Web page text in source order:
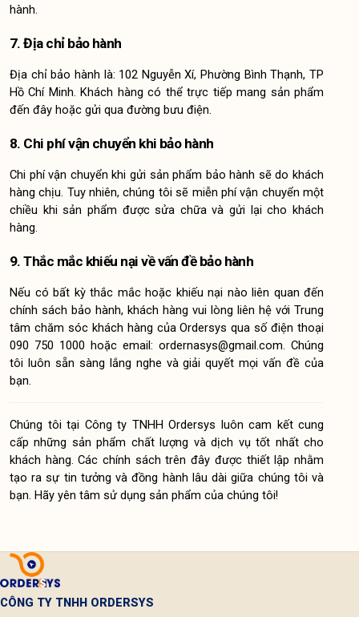
hành.
7. Địa chỉ bảo hành
Địa chỉ bảo hành là: 102 Nguyễn Xí, Phường Bình Thạnh, TP
Hồ Chí Minh. Khách hàng có thể trực tiếp mang sản phẩm
đến đây hoặc gửi qua đường bưu điện.
8. Chi phí vận chuyển khi bảo hành
Chi phí vận chuyển khi gửi sản phẩm bảo hành sẽ do khách
hàng chịu. Tuy nhiên, chúng tôi sẽ miễn phí vận chuyển một
chiều khi sản phẩm được sửa chữa và gửi lại cho khách
hàng.
9. Thắc mắc khiếu nại về vấn đề bảo hành
Nếu có bất kỳ thắc mắc hoặc khiếu nại nào liên quan đến
chính sách bảo hành, khách hàng vui lòng liên hệ với Trung
tâm chăm sóc khách hàng của Ordersys qua số điện thoại
090 750 1000 hoặc email: ordernasys@gmail.com. Chúng
tôi luôn sẵn sàng lắng nghe và giải quyết mọi vấn đề của
bạn.
Chúng tôi tại Công ty TNHH Ordersys luôn cam kết cung
cấp những sản phẩm chất lượng và dịch vụ tốt nhất cho
khách hàng. Các chính sách trên đây được thiết lập nhằm
tạo ra sự tin tưởng và đồng hành lâu dài giữa chúng tôi và
bạn. Hãy yên tâm sử dụng sản phẩm của chúng tôi!
CÔNG TY TNHH ORDERSYS